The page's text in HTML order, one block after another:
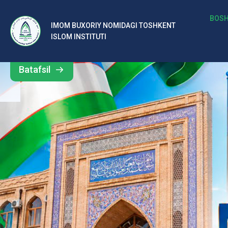
IMOM BUXORIY NOMIDAGI TOSHKENT
ISLOM INSTITUTI
b
al
ar
o‘
rt
a
si
d
Barcha
yangiliklar
Batafsil